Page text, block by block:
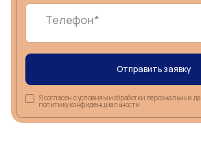
Телефон*
Отправить заявку
Я согласен с условиями обработки
политику конфиденциальности